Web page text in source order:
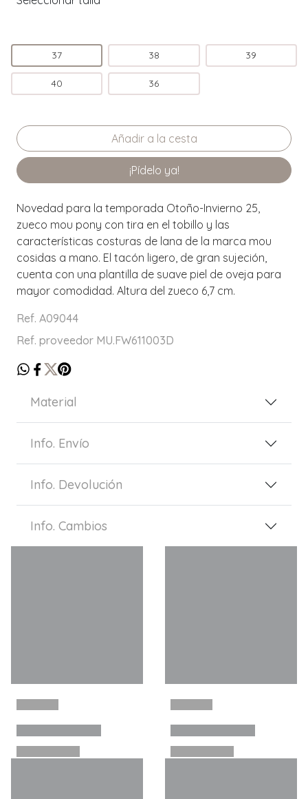
37 38 39
40 36
¡Pídelo ya!
Novedad para la temporada Otoño-Invierno 25,
zueco mou pony con tira en el tobillo y las
características costuras de lana de la marca mou
cosidas a mano. El tacón ligero, de gran sujeción,
cuenta con una plantilla de suave piel de oveja para
mayor comodidad. Altura del zueco 6,7 cm.
Ref. A09044
Ref. proveedor MU.FW611003D
Material
Info. Envío
Info. Devolución
Info. Cambios